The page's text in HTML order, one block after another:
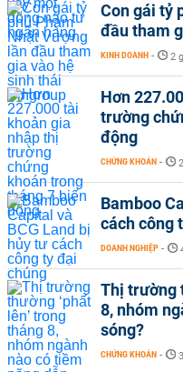
Con gái tỷ
đầu tham
KINH DOANH - 2
Hơn
trường
động
CHỨNG KHOÁN -
Bamboo
cách công
DOANH NGHIỆP -
Thị trường
8, nhóm
sóng?
CHỨNG KHOÁN -